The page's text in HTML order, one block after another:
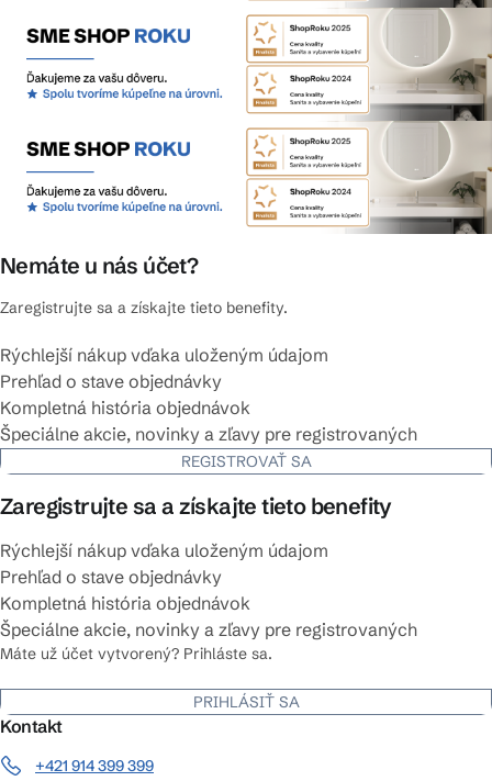
Nemáte u nás účet?
Zaregistrujte sa a získajte tieto benefity.
Rýchlejší nákup vďaka uloženým údajom
Prehľad o stave objednávky
Kompletná história objednávok
Špeciálne akcie, novinky a zľavy pre registrovaných
REGISTROVAŤ SA
Zaregistrujte sa a získajte tieto benefity
Rýchlejší nákup vďaka uloženým údajom
Prehľad o stave objednávky
Kompletná história objednávok
Špeciálne akcie, novinky a zľavy pre registrovaných
Máte už účet vytvorený? Prihláste sa.
PRIHLÁSIŤ SA
Kontakt
+421 914 399 399